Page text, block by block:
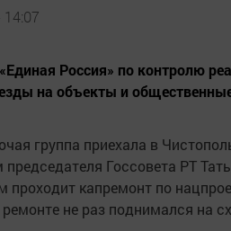
14:07
Россия» по контролю
на объекты и
группа приехала в
председателя Госсовета РТ
проходит капремонт по
не раз поднимался на